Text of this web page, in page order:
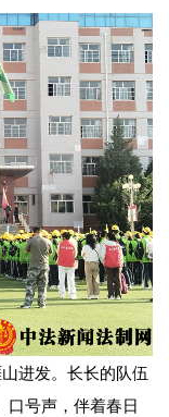
进发。长长的队伍
口号声，伴着春日